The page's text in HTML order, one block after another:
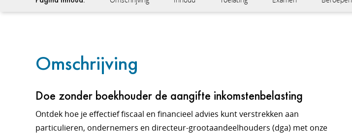
Omschrijving
Doe zonder boekhouder de aangifte inkomstenbelasting
Ontdek hoe je effectief fiscaal en financieel advies kunt verstrekken aan
particulieren, ondernemers en directeur-grootaandeelhouders (dga) met onze